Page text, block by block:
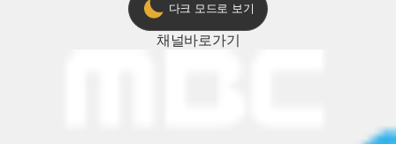
다크 모드로 보기
채널바로가기